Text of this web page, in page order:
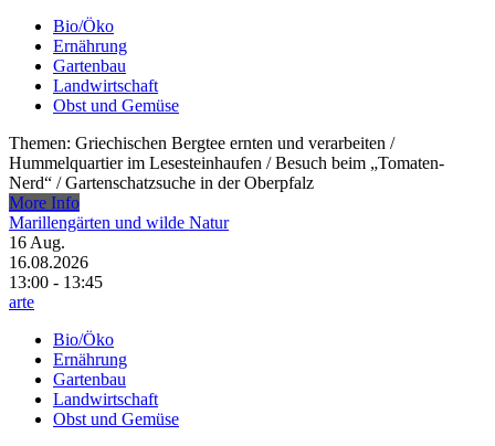
Bio/Öko
Ernährung
Gartenbau
Landwirtschaft
Obst und Gemüse
Themen: Griechischen Bergtee ernten und verarbeiten /​
Hummelquartier im Lesesteinhaufen /​ Besuch beim „Tomaten-
Nerd“ /​ Gartenschatzsuche in der Oberpfalz
More Info
Marillengärten und wilde Natur
16 Aug.
16.08.2026
13:00 - 13:45
arte
Bio/Öko
Ernährung
Gartenbau
Landwirtschaft
Obst und Gemüse